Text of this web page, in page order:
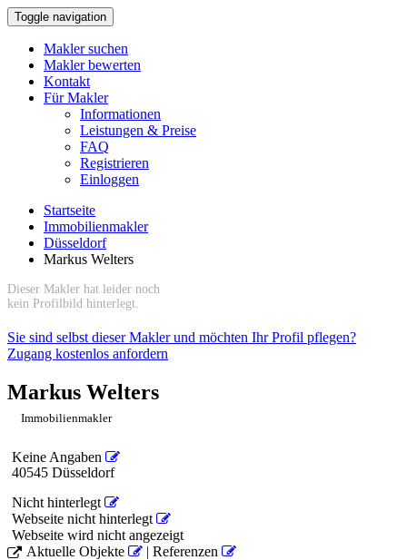
Toggle navigation
Makler suchen
Makler bewerten
Kontakt
Für Makler
Informationen
Leistungen & Preise
FAQ
Registrieren
Einloggen
Startseite
Immobilienmakler
Düsseldorf
Markus Welters
Dieser Makler hat leider noch
kein Profilbild hinterlegt.
Sie sind selbst dieser Makler und möchten Ihr Profil pflegen?
Zugang kostenlos anfordern
Markus Welters
Immobilienmakler
Keine Angaben
40545 Düsseldorf
Nicht hinterlegt
Webseite nicht hinterlegt
Webseite wird nicht angezeigt
Aktuelle Objekte
| Referenzen